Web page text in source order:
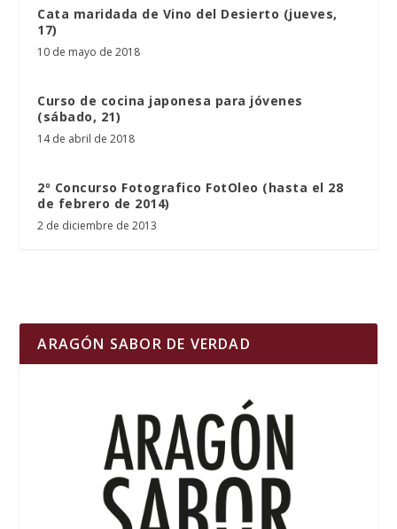
Cata maridada de Vino del Desierto (jueves,
17)
10 de mayo de 2018
Curso de cocina japonesa para jóvenes
(sábado, 21)
14 de abril de 2018
2º Concurso Fotografico FotOleo (hasta el 28
de febrero de 2014)
2 de diciembre de 2013
ARAGÓN SABOR DE VERDAD